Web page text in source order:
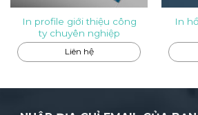
In profile giới thiệu công
ty chuyên nghiệp
Liên hệ
In